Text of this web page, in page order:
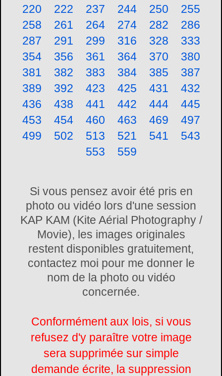
220
222 237 244 250
255
258
261 264 274 282
286
287
291 299 316 328
333
354
356 361 364 370
380
381
382 383 384 385
387
389
392 423 425 431
432
436
438 441 442 444
445
453
454 460 463 469
497
499
502 513 521 541
543
553
559
Si vous pensez avoir été pris en
photo ou vidéo lors d'une session
KAP KAM (Kite Aérial Photography /
Movie), les images originales
restent disponibles gratuitement,
contactez moi pour me donner le
nom de la photo ou vidéo
concernée.
Conformément aux lois, si vous
refusez d'y paraître votre image
sera supprimée sur simple
demande écrite, la suppression